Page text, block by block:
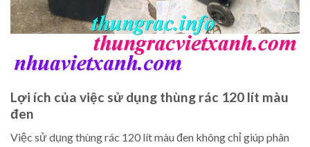
Lợi ích của việc sử dụng thùng rác 120 lít màu
đen
Việc sử dụng thùng rác 120 lít màu đen không chỉ giúp phân